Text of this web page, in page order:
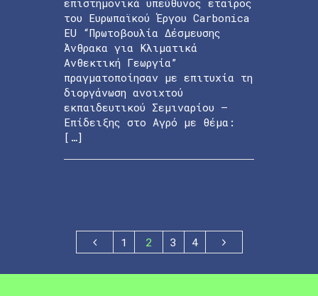
επιστημονικά υπεύθυνος εταίρος
του Ευρωπαϊκού Έργου Carbonica
EU “Πρωτοβουλία Δέσμευσης
Άνθρακα για Κλιματικά
Ανθεκτική Γεωργία”
πραγματοποίησαν με επιτυχία τη
διοργάνωση ανοιχτού
εκπαιδευτικού Σεμιναρίου –
Επίδειξης στο Αγρό με θέμα:
[…]
1 2 3 4